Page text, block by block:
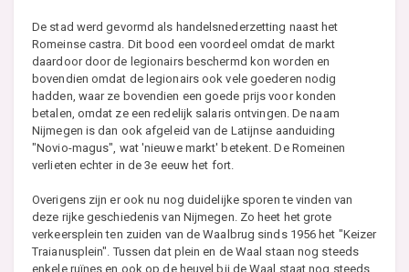
De stad werd gevormd als handelsnederzetting naast het
Romeinse castra. Dit bood een voordeel omdat de markt
daardoor door de legionairs beschermd kon worden en
bovendien omdat de legionairs ook vele goederen nodig
hadden, waar ze bovendien een goede prijs voor konden
betalen, omdat ze een redelijk salaris ontvingen. De naam
Nijmegen is dan ook afgeleid van de Latijnse aanduiding
"Novio-magus", wat 'nieuwe markt' betekent. De Romeinen
verlieten echter in de 3e eeuw het fort.
Overigens zijn er ook nu nog duidelijke sporen te vinden van
deze rijke geschiedenis van Nijmegen. Zo heet het grote
verkeersplein ten zuiden van de Waalbrug sinds 1956 het "Keizer
Traianusplein". Tussen dat plein en de Waal staan nog steeds
enkele ruïnes en ook op de heuvel bij de Waal staat nog steeds